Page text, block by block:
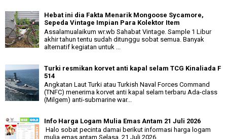
Hebat ini dia Fakta Menarik Mongoose Sycamore,
Sepeda Vintage Impian Para Kolektor Item
Assalamualaikum wr.wb Sahabat Vintage. Sample 1 Libur
akhir tahun tentu sudah ditunggu sobat semua. Banyak
alternatif kegiatan untuk ...
Turki resmikan korvet anti kapal selam TCG Kinaliada F
514
Angkatan Laut Turki atau Turkish Naval Forces Command
(TNFC) menerima korvet anti kapal selam terbaru Ada-class
(Milgem) anti-submarine war...
Info Harga Logam Mulia Emas Antam 21 Juli 2026
Halo sobat pecinta damai berikut informasi harga logam
mulia emas antam Selasa, 21 Juli 2026.